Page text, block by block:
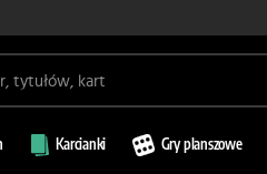
Karcianki Gry planszowe